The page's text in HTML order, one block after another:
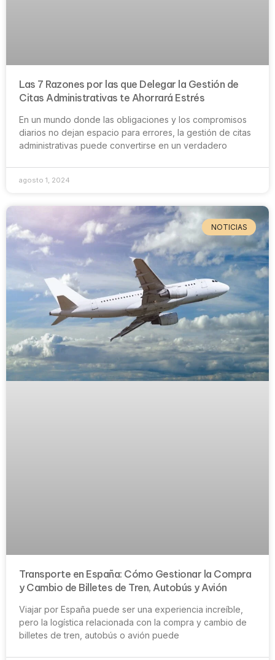
Las 7 Razones por las que Delegar la Gestión de
Citas Administrativas te Ahorrará Estrés
En un mundo donde las obligaciones y los compromisos
diarios no dejan espacio para errores, la gestión de citas
administrativas puede convertirse en un verdadero
agosto 1, 2024
NOTICIAS
Transporte en España: Cómo Gestionar la Compra
y Cambio de Billetes de Tren, Autobús y Avión
Viajar por España puede ser una experiencia increíble,
pero la logística relacionada con la compra y cambio de
billetes de tren, autobús o avión puede